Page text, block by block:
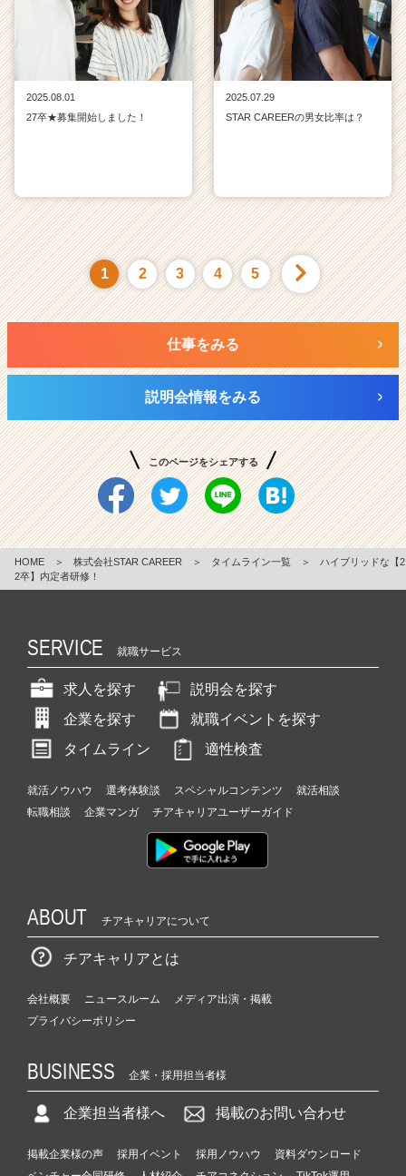
2025.08.01
27卒★募集開始しました！
2025.07.29
STAR CAREERの男女比率は？
1 2 3 4 5
仕事をみる
説明会情報をみる
このページをシェアする
HOME ＞ 株式会社STAR CAREER ＞ タイムライン一覧 ＞
ハイブリッドな【2
2卒】内定者研修！
SERVICE 就職サービス
求人を探す
説明会を探す
企業を探す
就職イベントを探す
タイムライン
適性検査
就活ノウハウ 選考体験談 スペシャルコンテンツ
就活相談
転職相談
企業マンガ チアキャリアユーザーガイド
ABOUT チアキャリアについて
チアキャリアとは
会社概要 ニュースルーム
メディア出演・掲載
プライバシーポリシー
BUSINESS 企業・採用担当者様
企業担当者様へ 掲載のお問い合わせ
掲載企業様の声 採用イベント 採用ノウハウ
資料ダウンロード